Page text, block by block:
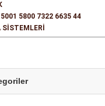
5800 7322 6635 44
SİSTEMLERİ